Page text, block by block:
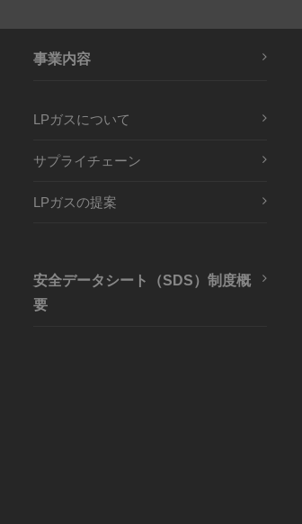
事業内容
LPガスについて
サプライチェーン
LPガスの提案
安全データシート（SDS）制度概
要